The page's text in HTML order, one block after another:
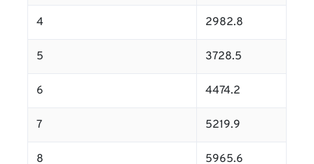
4 2982.8
5 3728.5
6 4474.2
7 5219.9
8 5965.6